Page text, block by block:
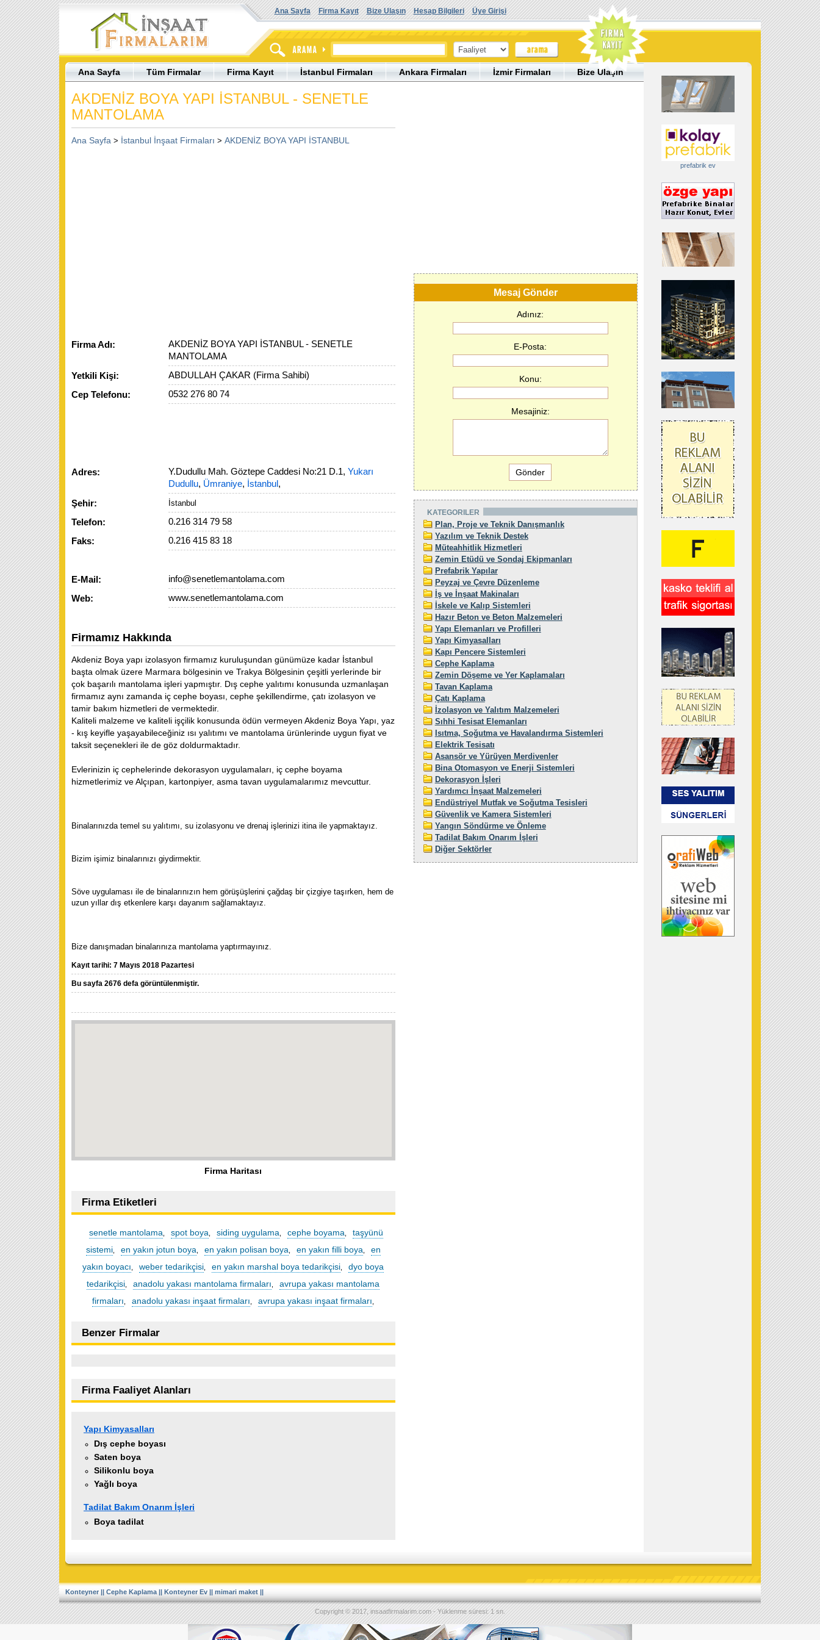
Ana Sayfa Firma Kayıt Bize Ulaşın Hesap Bilgileri Üye Girişi
Ana Sayfa Tüm Firmalar Firma Kayıt İstanbul Firmaları Ankara Firmaları İzmir Firmaları Bize Ulaşın
AKDENİZ BOYA YAPI İSTANBUL - SENETLE
MANTOLAMA
Ana Sayfa > İstanbul İnşaat Firmaları > AKDENİZ BOYA YAPI İSTANBUL
Firma Adı:
AKDENİZ BOYA YAPI İSTANBUL - SENETLE
MANTOLAMA
Yetkili Kişi:
ABDULLAH ÇAKAR (Firma Sahibi)
Cep Telefonu:
0532 276 80 74
Adres: Y.Dudullu Mah. Göztepe Caddesi No:21 D.1,Yukarı
Dudullu, Ümraniye, İstanbul,
Şehir:
İstanbul
Telefon:
0.216 314 79 58
Faks:
0.216 415 83 18
E-Mail:
info@senetlemantolama.com
Web:
www.senetlemantolama.com
Firmamız Hakkında
Akdeniz Boya yapı izolasyon firmamız kuruluşundan günümüze kadar İstanbul
başta olmak üzere Marmara bölgesinin ve Trakya Bölgesinin çeşitli yerlerinde bir
çok başarılı mantolama işleri yapmıştır. Dış cephe yalıtımı konusunda uzmanlaşan
firmamız aynı zamanda iç cephe boyası, cephe şekillendirme, çatı izolasyon ve
tamir bakım hizmetleri de vermektedir.
Kaliteli malzeme ve kaliteli işçilik konusunda ödün vermeyen Akdeniz Boya Yapı, yaz
- kış keyifle yaşayabileceğiniz ısı yalıtımı ve mantolama ürünlerinde uygun fiyat ve
taksit seçenekleri ile de göz doldurmaktadır.
Evlerinizin iç cephelerinde dekorasyon uygulamaları, iç cephe boyama
hizmetlerimiz ve Alçıpan, kartonpiyer, asma tavan uygulamalarımız mevcuttur.
Binalarınızda temel su yalıtımı, su izolasyonu ve drenaj işlerinizi itina ile yapmaktayız.
Bizim işimiz binalarınızı giydirmektir.
Söve uygulaması ile de binalarınızın hem görüşüşlerini çağdaş bir çizgiye taşırken, hem de
uzun yıllar dış etkenlere karşı dayanım sağlamaktayız.
Bize danışmadan binalarınıza mantolama yaptırmayınız.
Kayıt tarihi: 7 Mayıs 2018 Pazartesi
Bu sayfa 2676 defa görüntülenmiştir.
Firma Haritası
Firma Etiketleri
senetle mantolama spot boya siding uygulama cephe boyama
taşyünü
sistemi, en yakın jotun boya en yakın polisan boya en yakın filli boya
en
yakın boyacı
weber tedarikçisi en yakın marshal boya tedarikçisi
dyo boya
tedarikçisi
anadolu yakası mantolama firmaları
avrupa yakası mantolama
firmaları
anadolu yakası inşaat firmaları avrupa yakası inşaat firmaları
Benzer Firmalar
Firma Faaliyet Alanları
Yapı Kimyasalları
Dış cephe boyası
Saten boya
Silikonlu boya
Yağlı boya
Tadilat Bakım Onarım İşleri
Boya tadilat
Mesaj Gönder
Adınız:
E-Posta:
Konu:
Mesajiniz:
KATEGORILER
Plan, Proje ve Teknik Danışmanlık
Yazılım ve Teknik Destek
Müteahhitlik Hizmetleri
Zemin Etüdü ve Sondaj Ekipmanları
Prefabrik Yapılar
Peyzaj ve Çevre Düzenleme
İş ve İnşaat Makinaları
İskele ve Kalıp Sistemleri
Hazır Beton ve Beton Malzemeleri
Yapı Elemanları ve Profilleri
Yapı Kimyasalları
Kapı Pencere Sistemleri
Cephe Kaplama
Zemin Döşeme ve Yer Kaplamaları
Tavan Kaplama
Çatı Kaplama
İzolasyon ve Yalıtım Malzemeleri
Sıhhi Tesisat Elemanları
Isıtma, Soğutma ve Havalandırma Sistemleri
Elektrik Tesisatı
Asansör ve Yürüyen Merdivenler
Bina Otomasyon ve Enerji Sistemleri
Dekorasyon İşleri
Yardımcı İnşaat Malzemeleri
Endüstriyel Mutfak ve Soğutma Tesisleri
Güvenlik ve Kamera Sistemleri
Yangın Söndürme ve Önleme
Tadilat Bakım Onarım İşleri
Diğer Sektörler
prefabrik ev
Konteyner || Cephe Kaplama || Konteyner Ev || mimari maket ||
Copyright © 2017, insaatfirmalarim.com - Yüklenme süresi: 1 sn.